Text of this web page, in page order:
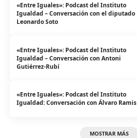
«Entre Iguales»: Podcast del Instituto
Igualdad – Conversación con el diputado
Leonardo Soto
«Entre Iguales»: Podcast del Instituto
Igualdad – Conversación con Antoni
Gutiérrez-Rubí
«Entre Iguales»: Podcast del Instituto
Igualdad: Conversación con Álvaro Ramis
MOSTRAR MÁS